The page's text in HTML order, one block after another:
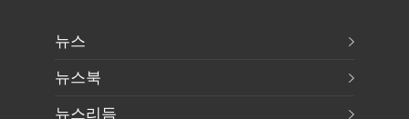
뉴스
뉴스북
뉴스리듬